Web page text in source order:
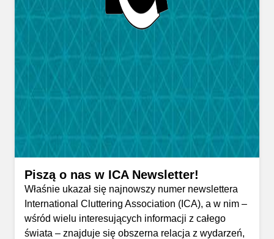
Piszą o nas w ICA Newsletter!
Właśnie ukazał się najnowszy numer newslettera
International Cluttering Association (ICA), a w nim –
wśród wielu interesujących informacji z całego
świata – znajduje się obszerna relacja z wydarzeń,